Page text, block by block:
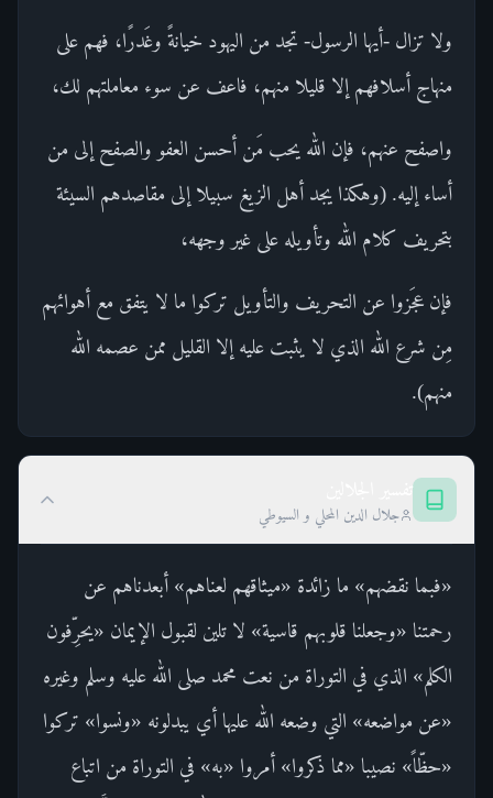
ولا تزال -أيها الرسول- تجد من اليهود خيانةً وغَدرًا، فهم على
منهاج أسلافهم إلا قليلا منهم، فاعف عن سوء معاملتهم لك،
واصفح عنهم، فإن الله يحب مَن أحسن العفو والصفح إلى من
أساء إليه. (وهكذا يجد أهل الزيغ سبيلا إلى مقاصدهم السيئة
بتحريف كلام الله وتأويله على غير وجهه،
فإن عجَزوا عن التحريف والتأويل تركوا ما لا يتفق مع أهوائهم
مِن شرع الله الذي لا يثبت عليه إلا القليل ممن عصمه الله
منهم).
جلال الدين المحلي و السيوطي
«فبما نقضهم» ما زائدة «ميثاقهم لعناهم» أبعدناهم عن
رحمتنا «وجعلنا قلوبهم قاسية» لا تلين لقبول الإيمان «يحرِّفون
الكلم» الذي في التوراة من نعت محمد صلى الله عليه وسلم وغيره
«عن مواضعه» التي وضعه الله عليها أي يبدلونه «ونسوا» تركوا
«حظّاً» نصيبا «مما ذكروا» أمروا «به» في التوراة من اتباع